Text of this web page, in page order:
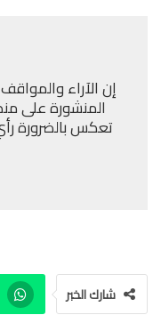
إن الآراء
المنشورة على
تعكس بالضرورة رأي
شارك الخبر